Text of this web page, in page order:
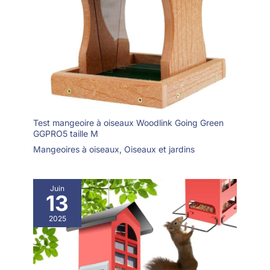
votre famille un moyen
d'observer les oiseaux
de près sans les
déranger en les installant
et en les installant
simplement, en vous
rapprochant et en
partageant du temps
avec votre famille.
Test mangeoire à oiseaux Woodlink Going Green
GGPRO5 taille M
Mangeoires à oiseaux, Oiseaux et jardins
Juin
13
2025